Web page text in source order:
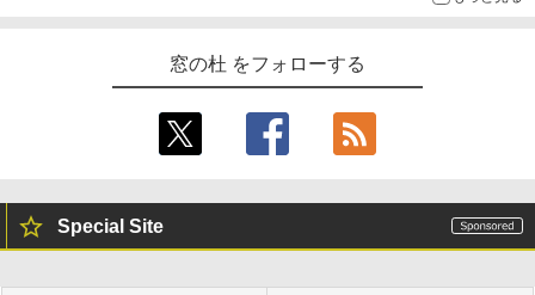
窓の杜 をフォローする
Special Site